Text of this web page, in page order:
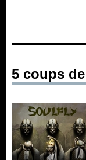
5 coups